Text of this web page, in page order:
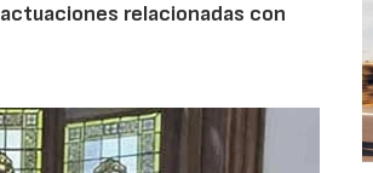
relacionadas con